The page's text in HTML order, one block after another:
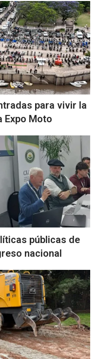
para vivir la
Expo Moto
públicas de
nacional